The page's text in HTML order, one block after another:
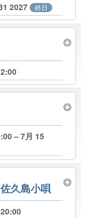
2027 終日
– 7月 15
久島小唄